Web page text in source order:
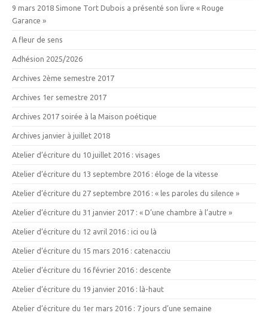
9 mars 2018 Simone Tort Dubois a présenté son livre « Rouge
Garance »
A fleur de sens
Adhésion 2025/2026
Archives 2ème semestre 2017
Archives 1er semestre 2017
Archives 2017 soirée à la Maison poétique
Archives janvier à juillet 2018
Atelier d’écriture du 10 juillet 2016 : visages
Atelier d’écriture du 13 septembre 2016 : éloge de la vitesse
Atelier d’écriture du 27 septembre 2016 : « les paroles du silence »
Atelier d’écriture du 31 janvier 2017 : « D’une chambre à l’autre »
Atelier d’écriture du 12 avril 2016 : ici ou là
Atelier d’écriture du 15 mars 2016 : catenacciu
Atelier d’écriture du 16 février 2016 : descente
Atelier d’écriture du 19 janvier 2016 : là-haut
Atelier d’écriture du 1er mars 2016 : 7 jours d’une semaine